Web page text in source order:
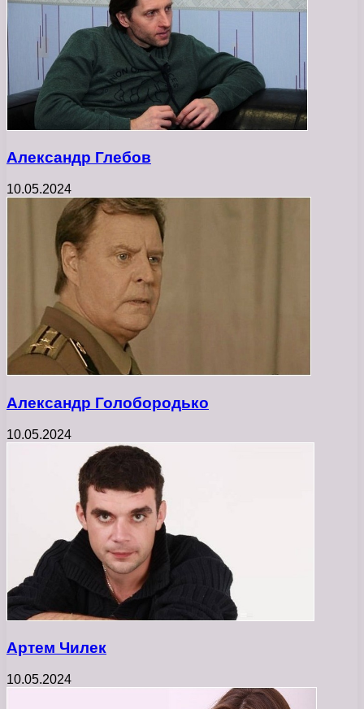
Александр Глебов
10.05.2024
Александр Голобородько
10.05.2024
Артем Чилек
10.05.2024